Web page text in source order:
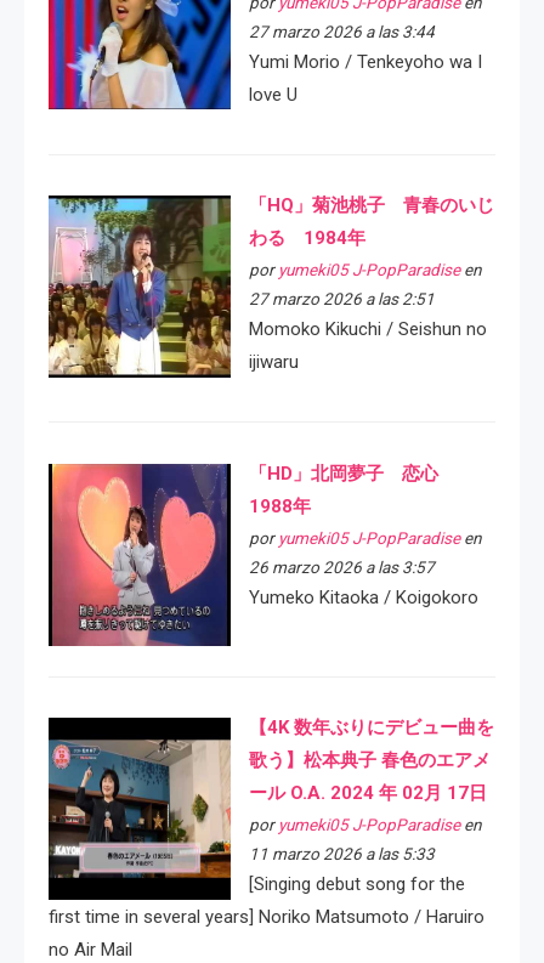
27 marzo 2026 a las 3:44
Yumi Morio / Tenkeyoho wa I
love U
「HQ」菊池桃子 青春のいじ
わる 1984年
por yumeki05 J-PopParadiseen
27 marzo 2026 a las 2:51
Momoko Kikuchi / Seishun no
ijiwaru
「HD」北岡夢子 恋心
1988年
por yumeki05 J-PopParadiseen
26 marzo 2026 a las 3:57
Yumeko Kitaoka / Koigokoro
【4K 数年ぶりにデビュー曲を
歌う】松本典子 春色のエアメ
ール O.A. 2024 年 02月 17日
por yumeki05 J-PopParadiseen
11 marzo 2026 a las 5:33
[Singing debut song for the
first time in several years] Noriko Matsumoto / Haruiro
no Air Mail